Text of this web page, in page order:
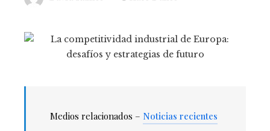
Medios relacionados – Noticias recientes